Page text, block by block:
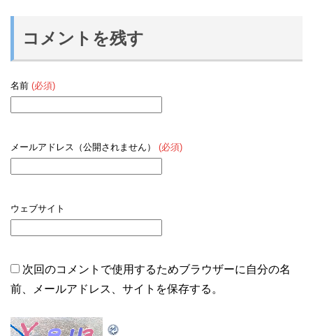
コメントを残す
名前 (必須)
メールアドレス（公開されません） (必須)
ウェブサイト
次回のコメントで使用するためブラウザーに自分の名
前、メールアドレス、サイトを保存する。